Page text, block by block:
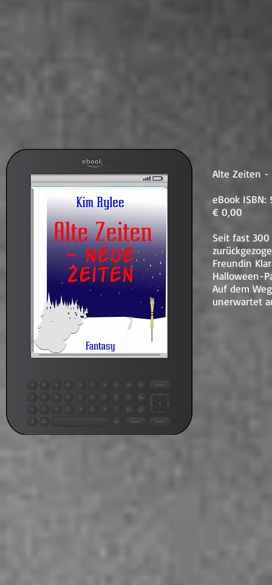
Alte Zeiten -
eBook
€ 0,00
Seit fast 300
Freundin
Halloween-
Auf dem
unerwartet